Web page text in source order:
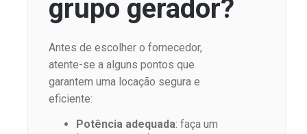
grupo gerador?
Antes de escolher o fornecedor,
atente-se a alguns pontos que
garantem uma locação segura e
eficiente:
Potência adequada: faça um